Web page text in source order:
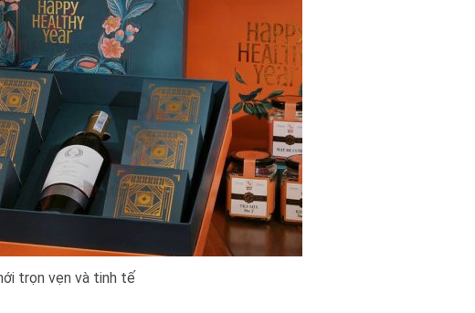
trọn vẹn và tinh tế